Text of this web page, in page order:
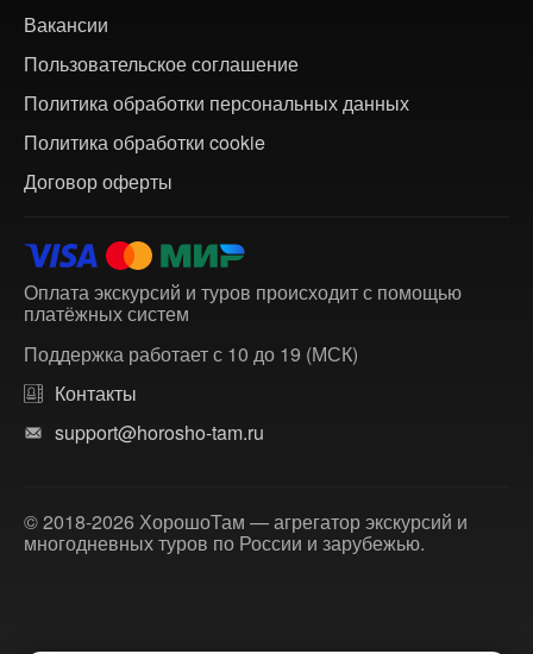
Вакансии
Пользовательское соглашение
Политика обработки персональных данных
Политика обработки cookie
Договор оферты
Оплата экскурсий и туров происходит с помощью
платёжных систем
Поддержка работает с 10 до 19 (МСК)
Контакты
support@horosho-tam.ru
© 2018-2026 ХорошоТам — агрегатор экскурсий и
многодневных туров по России и зарубежью.